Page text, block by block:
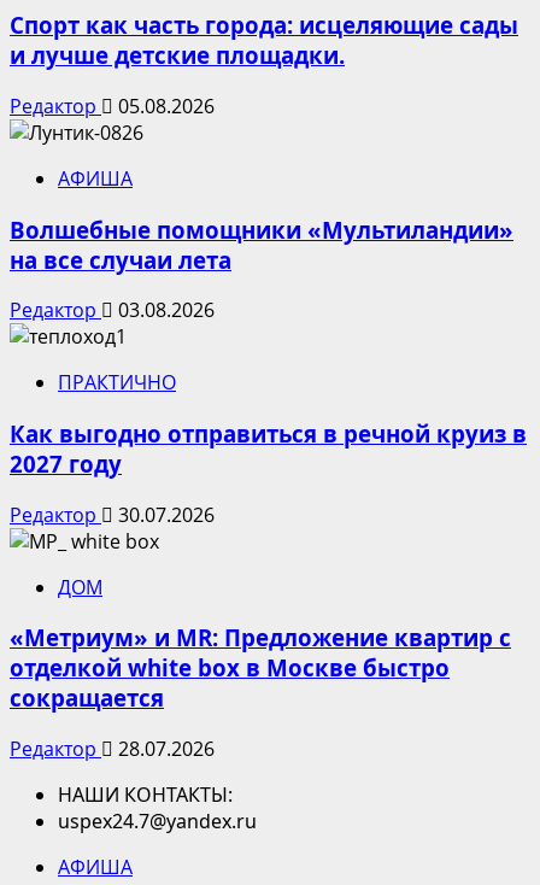
Спорт как часть города: исцеляющие сады
и лучше детские площадки.
Редактор 05.08.2026
АФИША
Волшебные помощники «Мультиландии»
на все случаи лета
Редактор 03.08.2026
ПРАКТИЧНО
Как выгодно отправиться в речной круиз в
2027 году
Редактор 30.07.2026
ДОМ
«Метриум» и MR: Предложение квартир с
отделкой white box в Москве быстро
сокращается
Редактор
28.07.2026
НАШИ КОНТАКТЫ:
uspex24.7@yandex.ru
АФИША